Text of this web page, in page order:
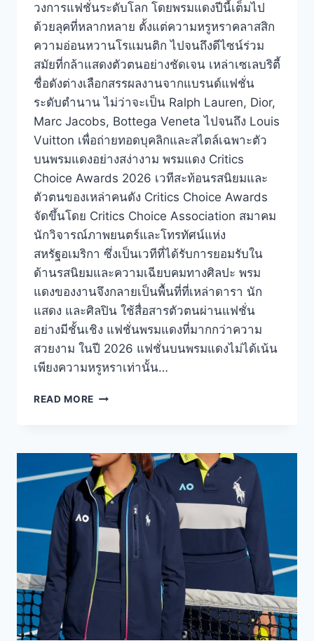
วงการแฟชั่นระดับโลก โดยพรมแดงปีนี้เต็มไป
ด้วยลุคที่หลากหลาย ตั้งแต่ความหรูหราคลาสสิก
ความอ่อนหวานโรแมนติก ไปจนถึงดีไซน์ร่วม
สมัยที่กล้าแสดงตัวตนอย่างชัดเจน เหล่าเซเลบริตี้
ชื่อดังต่างเลือกสรรผลงานจากแบรนด์แฟชั่น
ระดับตำนาน ไม่ว่าจะเป็น Ralph Lauren, Dior,
Marc Jacobs, Bottega Veneta ไปจนถึง Louis
Vuitton เพื่อถ่ายทอดบุคลิกและสไตล์เฉพาะตัว
บนพรมแดงอย่างสง่างาม พรมแดง Critics
Choice Awards 2026 เวทีสะท้อนรสนิยมและ
ตัวตนของเหล่าคนดัง Critics Choice Awards
จัดขึ้นโดย Critics Choice Association สมาคม
นักวิจารณ์ภาพยนตร์และโทรทัศน์แห่ง
สหรัฐอเมริกา ซึ่งเป็นเวทีที่ได้รับการยอมรับใน
ด้านรสนิยมและความเฉียบคมทางศิลปะ พรม
แดงของงานจึงกลายเป็นพื้นที่ที่เหล่าดารา นัก
แสดง และศิลปิน ใช้สื่อสารตัวตนผ่านแฟชั่น
อย่างมีชั้นเชิง แฟชั่นพรมแดงที่มากกว่าความ
สวยงาม ในปี 2026 แฟชั่นบนพรมแดงไม่ได้เน้น
เพียงความหรูหราเท่านั้น…
READ MORE พรม
AWARDS
2026
ลุ
ค
เด่น
เซ
เล
บริ
ตี้
แบรนด์